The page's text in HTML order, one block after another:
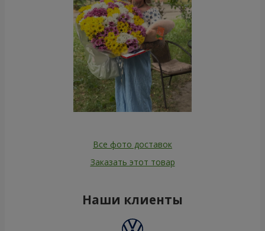
Все фото доставок
Заказать этот товар
Наши клиенты